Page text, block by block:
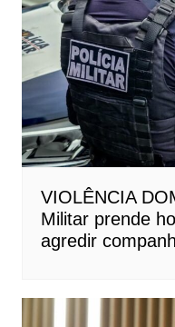
VIOLÊNCIA
Militar prende
agredir